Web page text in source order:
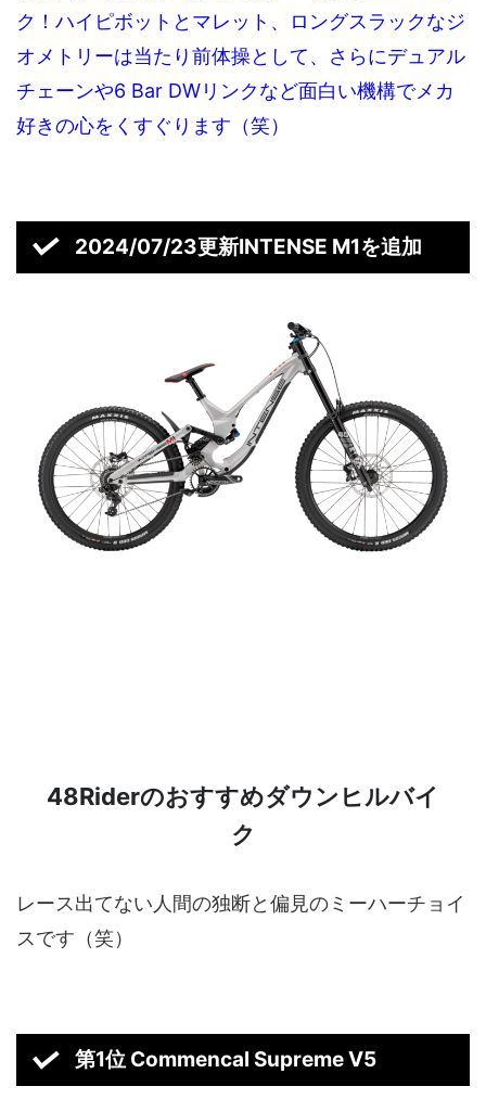
ク！ハイピボットとマレット、ロングスラックなジ
オメトリーは当たり前体操として、さらにデュアル
チェーンや6 Bar DWリンクなど面白い機構でメカ
好きの心をくすぐります（笑）
2024/07/23更新INTENSE M1を追加
48Riderのおすすめダウンヒルバイ
ク
レース出てない人間の独断と偏見のミーハーチョイ
スです（笑）
第1位 Commencal Supreme V5